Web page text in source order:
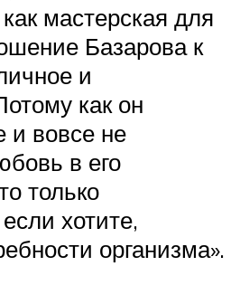
мастерская для
Базарова к
и
как он
и вовсе не
в его
только
хотите,
организма».